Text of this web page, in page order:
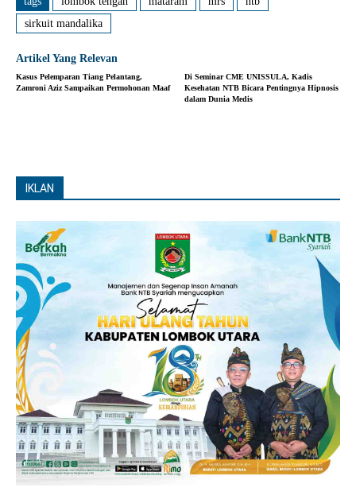
sirkuit mandalika
Artikel Yang Relevan
Kasus Pelemparan Tiang Pelantang,
Zamroni Aziz Sampaikan Permohonan Maaf
Di Seminar CME UNISSULA, Kadis
Kesehatan NTB Bicara Pentingnya Hipnosis
dalam Dunia Medis
IKLAN